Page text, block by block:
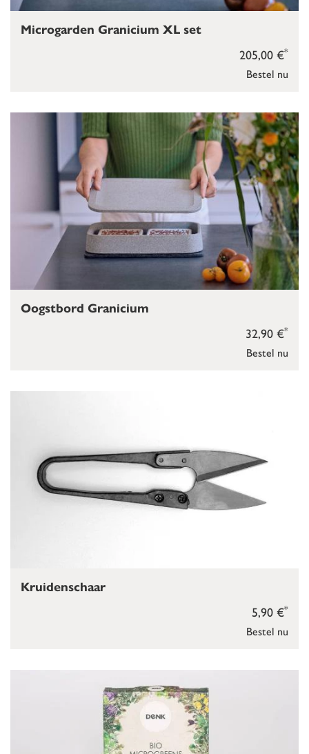
Bestel nu
205,00 €*
Microgarden Granicium XL set
Bestel nu
32,90 €*
Oogstbord Granicium
Bestel nu
5,90 €*
Kruidenschaar